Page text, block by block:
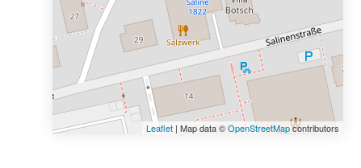
Leaflet | Map data ©OpenStreetMapcontributors